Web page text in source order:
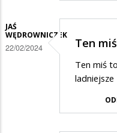
JAŚ
WĘDROWNICZEK
22/02/2024 Ten
Ten miś
ladniejsze